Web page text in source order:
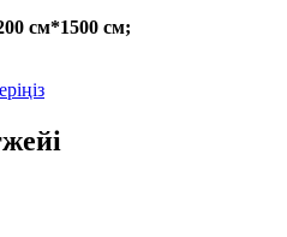
см*1500 см;